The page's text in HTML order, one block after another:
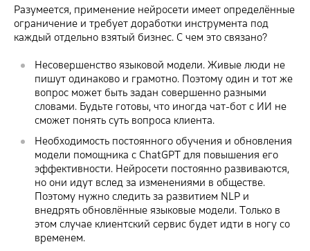
Разумеется, применение нейросети имеет определённые
ограничение и требует доработки инструмента под
каждый отдельно взятый бизнес. С чем это связано?
Несовершенство языковой модели. Живые люди не
пишут одинаково и грамотно. Поэтому один и тот же
вопрос может быть задан совершенно разными
словами. Будьте готовы, что иногда чат-бот с ИИ не
сможет понять суть вопроса клиента.
Необходимость постоянного обучения и обновления
модели помощника с ChatGPT для повышения его
эффективности. Нейросети постоянно развиваются,
но они идут вслед за изменениями в обществе.
Поэтому нужно следить за развитием NLP и
внедрять обновлённые языковые модели. Только в
этом случае клиентский сервис будет идти в ногу со
временем.